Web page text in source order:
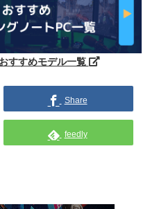
すすめモデル一覧
Share
feedly